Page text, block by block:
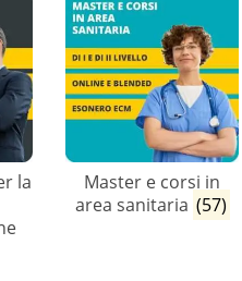
la
Master e corsi in
area sanitaria (57)